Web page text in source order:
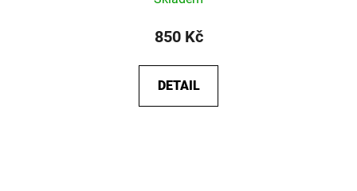
hodnocení
produktu
5,0
z
850 Kč
DETAIL